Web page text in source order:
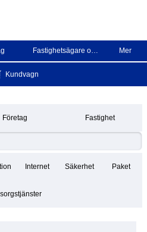
Fastighetsägare och BRF Mer
Kundvagn
Företag Fastighet
Internet Säkerhet Paket